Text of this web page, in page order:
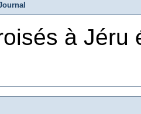
à Jéru